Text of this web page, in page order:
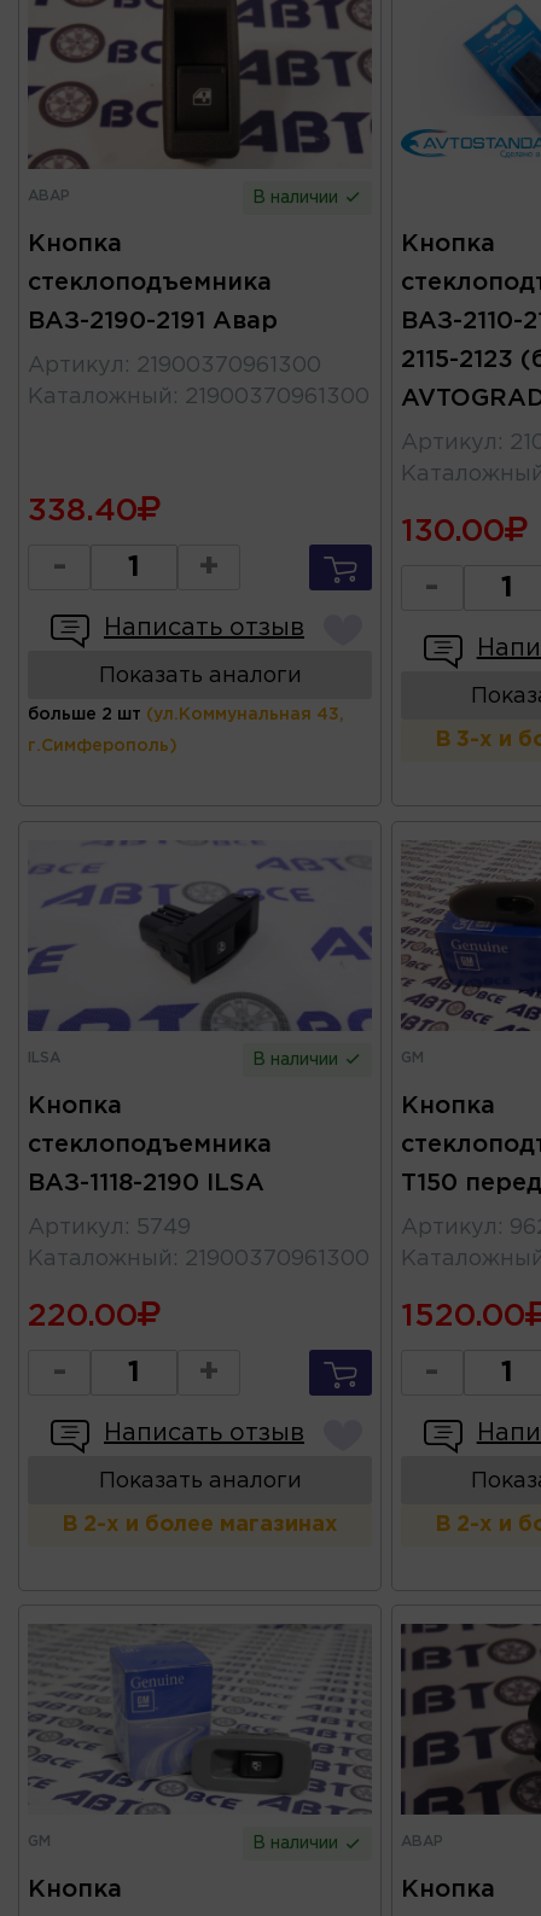
АВАР В наличии
Кнопка
стеклоподъемника
ВАЗ-2190-2191 Авар
Артикул : 21900370961300
Каталожный : 21900370961300
338.40
- +
Написать отзыв
Показать аналоги
больше 2 шт (ул.Коммунальная 43,
г.Симферополь)
Кнопка
ВАЗ-2110-
2115-2123
Артикул :
130.00
-
В 3-х и
ILSA В наличии
Кнопка
стеклоподъемника
ВАЗ-1118-2190 ILSA
Артикул : 5749
Каталожный : 21900370961300
220.00
- +
Написать отзыв
Показать аналоги
В 2-х и более магазинах
GM
Кнопка
T150
Артикул :
1520.00
-
В 2-х и
GM В наличии
Кнопка
АВАР
Кнопка